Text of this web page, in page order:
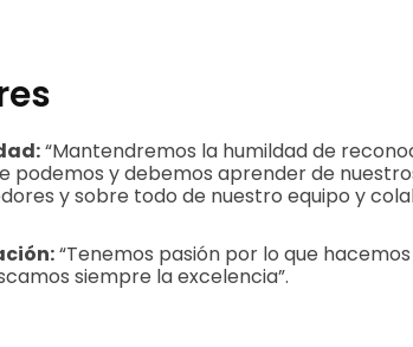
“Mantendremos la humildad de
podemos y debemos aprender de
y sobre todo de nuestro equipo y
“Tenemos pasión por lo que
siempre la excelencia”.